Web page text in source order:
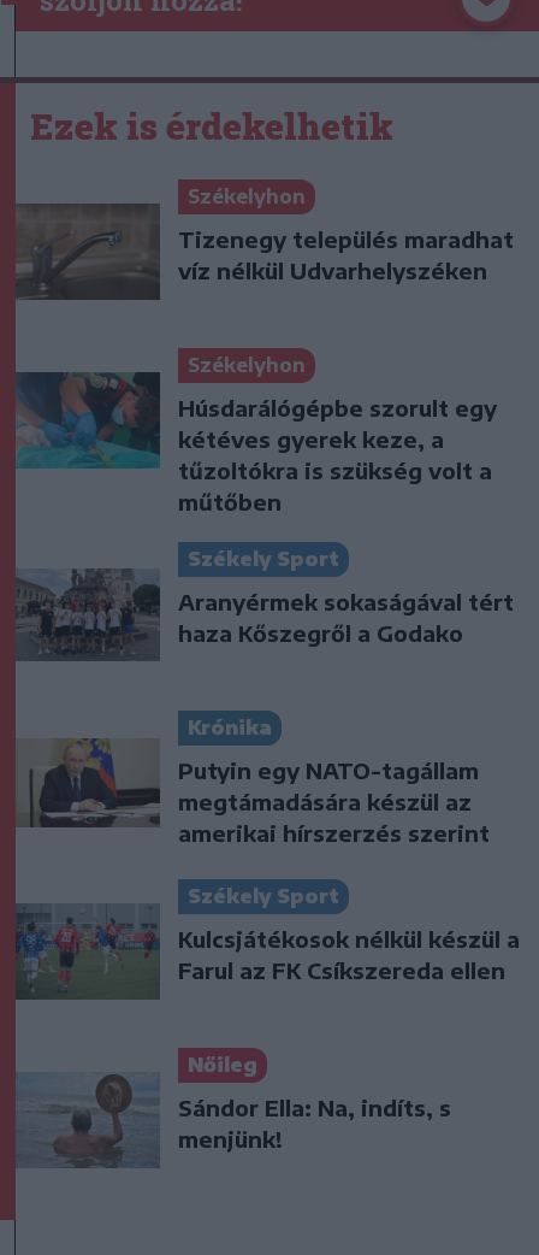
Ezek is érdekelhetik
Székelyhon
Tizenegy település maradhat
víz nélkül Udvarhelyszéken
Székelyhon
Húsdarálógépbe szorult egy
kétéves gyerek keze, a
tűzoltókra is szükség volt a
műtőben
Székely Sport
Aranyérmek sokaságával tért
haza Kőszegről a Godako
Krónika
Putyin egy NATO-tagállam
megtámadására készül az
amerikai hírszerzés szerint
Székely Sport
Kulcsjátékosok nélkül készül a
Farul az FK Csíkszereda ellen
Nőileg
Sándor Ella: Na, indíts, s
menjünk!